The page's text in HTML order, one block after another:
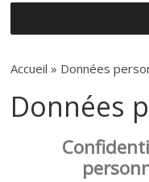
Accueil » Données
Données